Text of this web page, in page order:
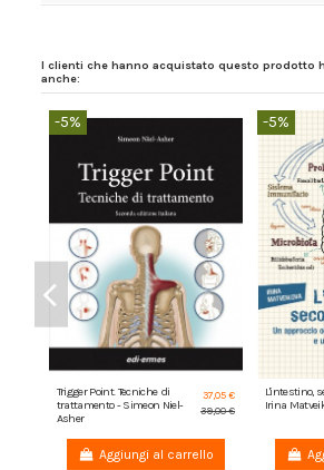
I clienti che hanno acquistato questo prodotto
anche:
-5%
Trigger Point. Tecniche di
trattamento - Simeon Niel-
Asher
37,05 €
39,00 €
Aggiungi al carrello
-5%
L'intestino,
Irina